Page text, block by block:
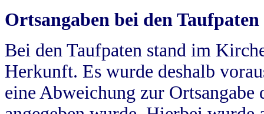
Ortsangaben bei den Taufpaten
Bei den Taufpaten stand im
Herkunft. Es wurde deshalb
eine Abweichung zur